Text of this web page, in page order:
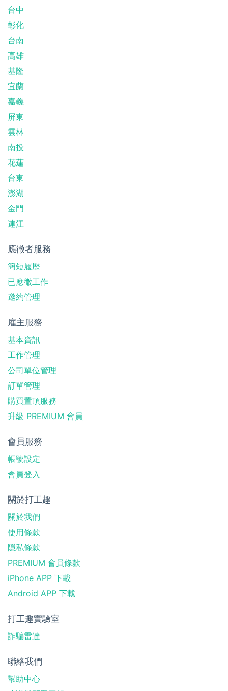
台中
彰化
台南
高雄
基隆
宜蘭
嘉義
屏東
雲林
南投
花蓮
台東
澎湖
金門
連江
應徵者服務
簡短履歷
已應徵工作
邀約管理
雇主服務
基本資訊
工作管理
公司單位管理
訂單管理
購買置頂服務
升級 PREMIUM 會員
會員服務
帳號設定
會員登入
關於打工趣
關於我們
使用條款
隱私條款
PREMIUM 會員條款
iPhone APP 下載
Android APP 下載
打工趣實驗室
詐騙雷達
聯絡我們
幫助中心